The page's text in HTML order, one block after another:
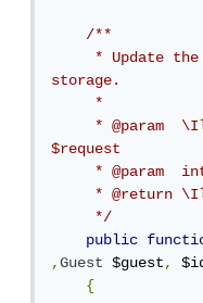
/**
     * Update the specified resource in
storage.
     *
     * @param  \Illuminate\Http\Request
$request
     * @param  int  $id
     * @return \Illuminate\Http\Response
     */
public
,Guest $guest,
{